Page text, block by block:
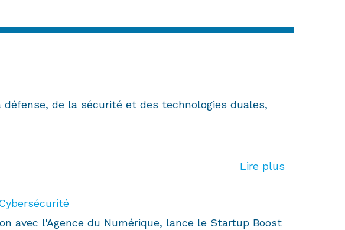
de la sécurité et des technologies duales,
Lire plus
avec l'Agence du Numérique, lance le Startup Boost